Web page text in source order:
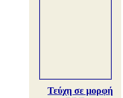
Τεύχη σε μορφή